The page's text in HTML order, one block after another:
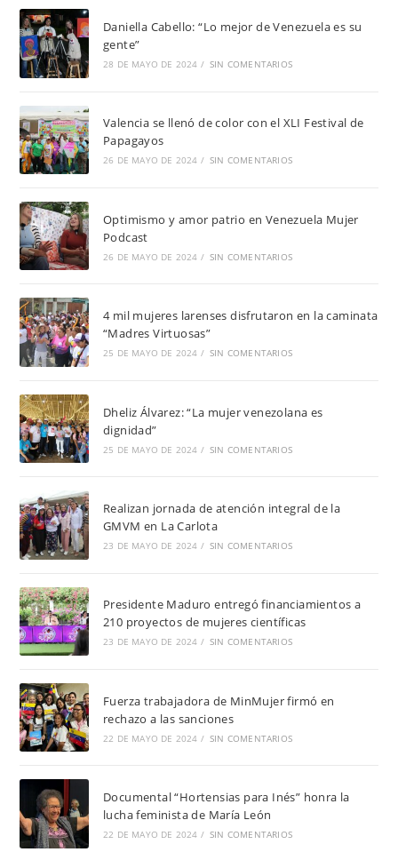
Daniella Cabello: “Lo mejor de Venezuela es su
gente”
28 DE MAYO DE 2024 / SIN COMENTARIOS
Valencia se llenó de color con el XLI Festival de
Papagayos
26 DE MAYO DE 2024 / SIN COMENTARIOS
Optimismo y amor patrio en Venezuela Mujer
Podcast
26 DE MAYO DE 2024 / SIN COMENTARIOS
4 mil mujeres larenses disfrutaron en la caminata
“Madres Virtuosas”
25 DE MAYO DE 2024 / SIN COMENTARIOS
Dheliz Álvarez: “La mujer venezolana es
dignidad”
25 DE MAYO DE 2024 / SIN COMENTARIOS
Realizan jornada de atención integral de la
GMVM en La Carlota
23 DE MAYO DE 2024 / SIN COMENTARIOS
Presidente Maduro entregó financiamientos a
210 proyectos de mujeres científicas
23 DE MAYO DE 2024 / SIN COMENTARIOS
Fuerza trabajadora de MinMujer firmó en
rechazo a las sanciones
22 DE MAYO DE 2024 / SIN COMENTARIOS
Documental “Hortensias para Inés” honra la
lucha feminista de María León
22 DE MAYO DE 2024 / SIN COMENTARIOS